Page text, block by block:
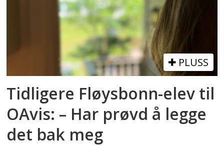
PLUSS
Tidligere Fløysbonn-elev til
OAvis: – Har prøvd å legge
det bak meg